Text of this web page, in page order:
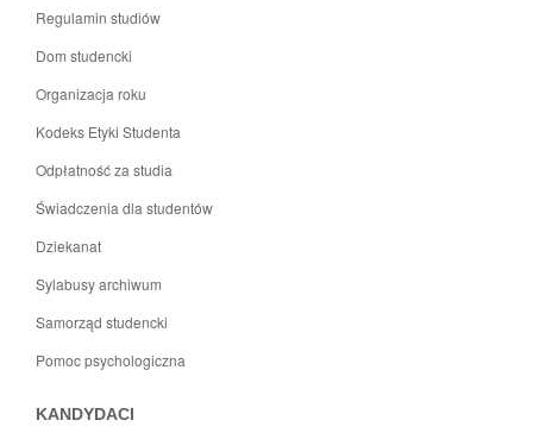
Regulamin studiów
Dom studencki
Organizacja roku
Kodeks Etyki Studenta
Odpłatność za studia
Świadczenia dla studentów
Dziekanat
Sylabusy archiwum
Samorząd studencki
Pomoc psychologiczna
KANDYDACI